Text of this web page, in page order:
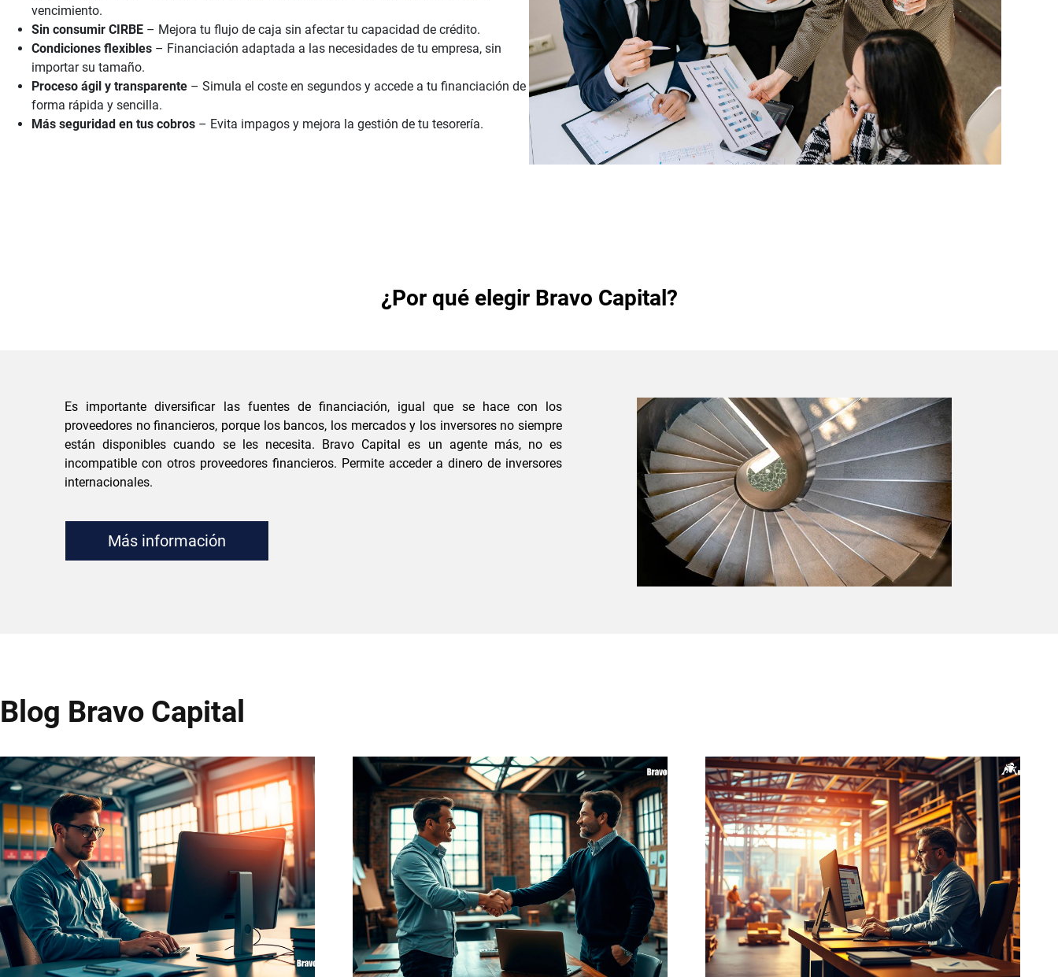
vencimiento.
Sin consumir CIRBE – Mejora tu flujo de caja sin afectar tu capacidad de crédito.
Condiciones flexibles – Financiación adaptada a las necesidades de tu empresa, sin
importar su tamaño.
Proceso ágil y transparente – Simula el coste en segundos y accede a tu financiación de
forma rápida y sencilla.
Más seguridad en tus cobros – Evita impagos y mejora la gestión de tu tesorería.
¿Por qué elegir Bravo Capital?
Es importante diversificar las fuentes de financiación, igual que se hace con los
proveedores no financieros, porque los bancos, los mercados y los inversores no siempre
están disponibles cuando se les necesita. Bravo Capital es un agente más, no es
incompatible con otros proveedores financieros. Permite acceder a dinero de inversores
internacionales.
Más información
Blog Bravo Capital